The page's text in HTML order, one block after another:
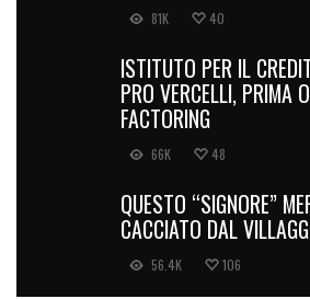
81K 40
ISTITUTO PER IL
PRO VERCELLI, PRIMA
FACTORING
66K 48
QUESTO “SIGNORE”
CACCIATO DAL
56.4K 106